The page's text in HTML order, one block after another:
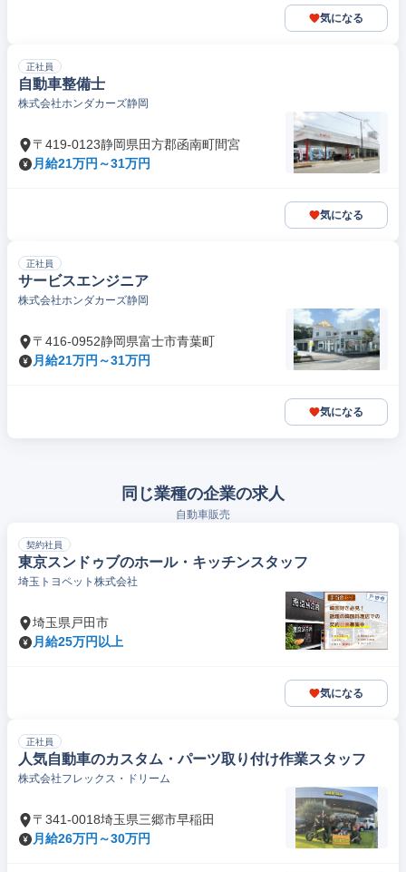
気になる
正社員
自動車整備士
株式会社ホンダカーズ静岡
〒419-0123静岡県田方郡函南町間宮
月給21万円～31万円
気になる
正社員
サービスエンジニア
株式会社ホンダカーズ静岡
〒416-0952静岡県富士市青葉町
月給21万円～31万円
気になる
同じ業種の企業の求人
自動車販売
契約社員
東京スンドゥブのホール・キッチンスタッフ
埼玉トヨペット株式会社
埼玉県戸田市
月給25万円以上
気になる
正社員
人気自動車のカスタム・パーツ取り付け作業スタッフ
株式会社フレックス・ドリーム
〒341-0018埼玉県三郷市早稲田
月給26万円～30万円